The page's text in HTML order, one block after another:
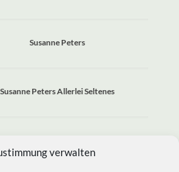
verwalten
Susanne Peters
Susanne Peters Allerlei Seltenes